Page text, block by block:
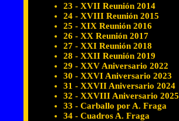
23 - XVII Reunión 2014
24 - XVIII Reunión 2015
25 - XIX Reunión 2016
26 - XX Reunión 2017
27 - XXI Reunión 2018
28 - XXII Reunión 2019
29 - XXV Aniversario 2022
30 - XXVI Aniversario 2023
31 - XXVII Aniversario 2024
32 - XXVIII Aniversario 2025
33 - Carballo por A. Fraga
34 - Cuadros A. Fraga